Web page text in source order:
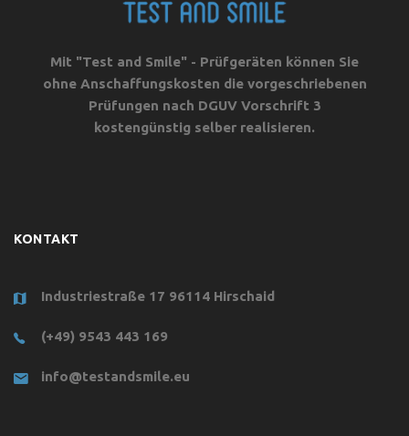
Mit "Test and Smile" - Prüfgeräten können Sie
ohne Anschaffungskosten die vorgeschriebenen
Prüfungen nach DGUV Vorschrift 3
kostengünstig selber realisieren.
KONTAKT
Industriestraße 17 96114 Hirschaid
(+49) 9543 443 169
info@testandsmile.eu